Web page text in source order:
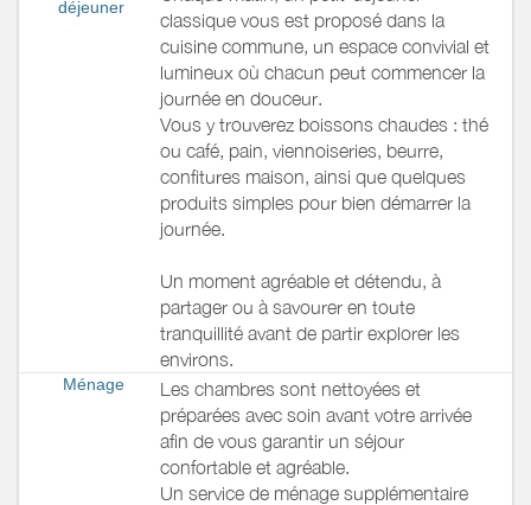
déjeuner
classique vous est proposé dans la
cuisine commune, un espace convivial et
lumineux où chacun peut commencer la
journée en douceur.
Vous y trouverez boissons chaudes : thé
ou café, pain, viennoiseries, beurre,
confitures maison, ainsi que quelques
produits simples pour bien démarrer la
journée.
Un moment agréable et détendu, à
partager ou à savourer en toute
tranquillité avant de partir explorer les
environs.
Ménage
Les chambres sont nettoyées et
préparées avec soin avant votre arrivée
afin de vous garantir un séjour
confortable et agréable.
Un service de ménage supplémentaire